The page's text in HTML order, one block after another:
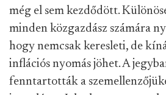
még el sem kezdődött.
minden közgazdász számára
hogy nemcsak keresleti, de
inflációs nyomás jöhet. A
fenntartották a